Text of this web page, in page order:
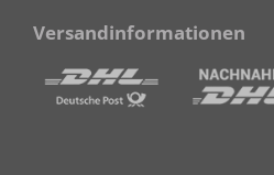
Versandinformationen